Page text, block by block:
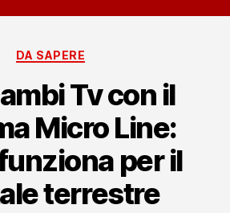
Categorie
DA SAPERE
Tv con il
Micro Line:
per il
terrestre